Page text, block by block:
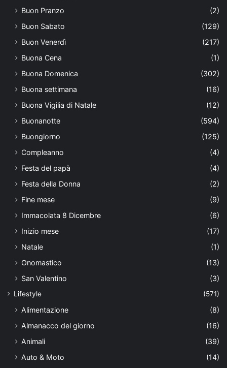
Buon Pranzo
(2)
Buon Sabato
(129)
Buon Venerdì
(217)
Buona Cena
(1)
Buona Domenica
(302)
Buona settimana
(16)
Buona Vigilia di Natale
(12)
Buonanotte
(594)
Buongiorno
(125)
Compleanno
(4)
Festa del papà
(4)
Festa della Donna
(2)
Fine mese
(9)
Immacolata 8 Dicembre
(6)
Inizio mese
(17)
Natale
(1)
Onomastico
(13)
San Valentino
(3)
Lifestyle (571)
Alimentazione
(8)
Almanacco del giorno
(16)
Animali
(39)
Auto & Moto
(14)